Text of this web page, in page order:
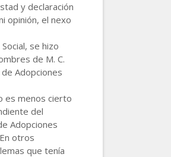
y declaración
opinión, el nexo
se hizo
de M. C.
Adopciones
es menos cierto
del
Adopciones
otros
que tenía